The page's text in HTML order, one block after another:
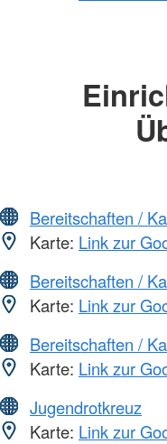
Bereitschaften /
Karte: Link zur
Bereitschaften /
Karte: Link zur
Bereitschaften /
Karte: Link zur
Jugendrotkreuz
Karte: Link zur